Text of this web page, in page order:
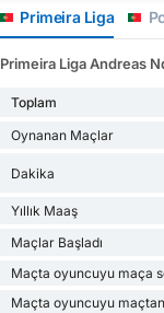
Primeira Liga
Primeira Liga Andreas
Toplam
Oynanan Maçlar
Dakika
Yıllık Maaş
Maçlar Başladı
Maçta oyuncuyu maça
Maçta oyuncuyu